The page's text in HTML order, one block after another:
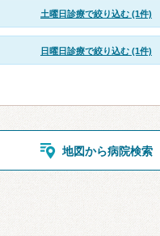
土曜日診療で絞り込む (1件)
日曜日診療で絞り込む (1件)
地図から病院検索